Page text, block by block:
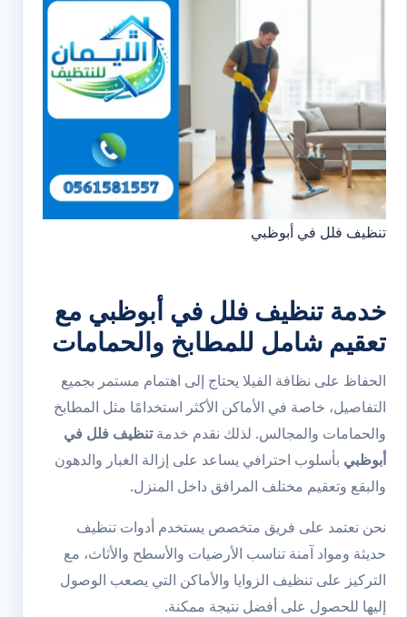
تنظيف فلل في أبوظبي
خدمة تنظيف فلل في أبوظبي مع
تعقيم شامل للمطابخ والحمامات
الحفاظ على نظافة الفيلا يحتاج إلى اهتمام مستمر بجميع
التفاصيل، خاصة في الأماكن الأكثر استخدامًا مثل المطابخ
والحمامات والمجالس. لذلك نقدم خدمةتنظيف فلل في
أبوظبي بأسلوب احترافي يساعد على إزالة الغبار والدهون
والبقع وتعقيم مختلف المرافق داخل المنزل.
نحن نعتمد على فريق متخصص يستخدم أدوات تنظيف
حديثة ومواد آمنة تناسب الأرضيات والأسطح والأثاث، مع
التركيز على تنظيف الزوايا والأماكن التي يصعب الوصول
إليها للحصول على أفضل نتيجة ممكنة.